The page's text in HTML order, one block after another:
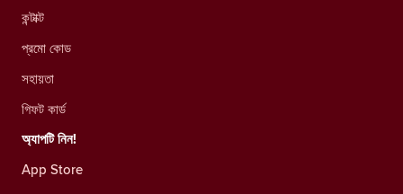
কন্টাক্ট
প্রমো কোড
সহায়তা
গিফট কার্ড
অ্যাপটি নিন!
App Store